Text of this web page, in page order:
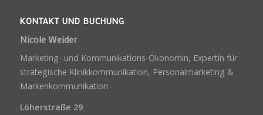
KONTAKT UND BUCHUNG
Nicole Weider
Marketing- und Kommunikations-Ökonomin, Expertin für
strategische Klinikkommunikation, Personalmarketing &
Markenkommunikation
Löherstraße 29